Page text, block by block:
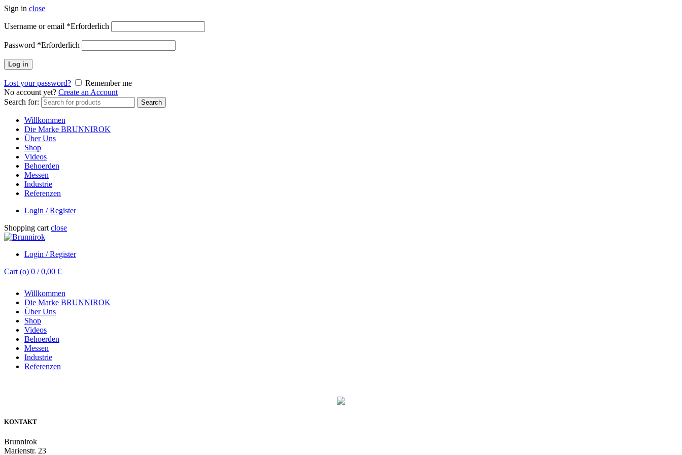
Sign in close
Username or email *Erforderlich
Password *Erforderlich
Log in
Lost your password?
Remember me
No account yet? Create an Account
Search for:
Search
Willkommen
Die Marke BRUNNIROK
Über Uns
Shop
Videos
Behoerden
Messen
Industrie
Referenzen
Login / Register
Shopping cart close
Login / Register
Cart (o) 0 / 0,00 €
Willkommen
Die Marke BRUNNIROK
Über Uns
Shop
Videos
Behoerden
Messen
Industrie
Referenzen
KONTAKT
Brunnirok
Marienstr. 23